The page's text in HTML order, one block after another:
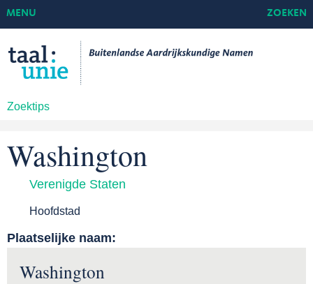
Zoektips
MENU ZOEKEN
Washington
Verenigde Staten
Hoofdstad
Plaatselijke naam:
Washington